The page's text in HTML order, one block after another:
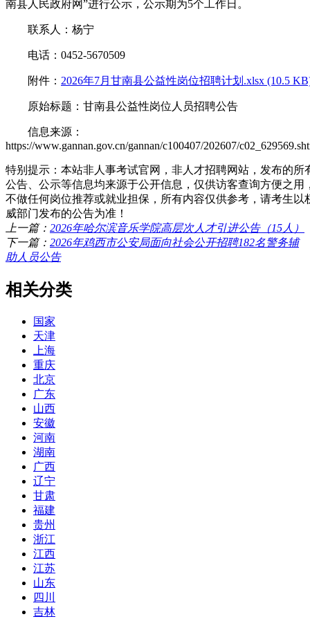
南县人民政府网”进行公示，公示期为5个工作日。
联系人：杨宁
电话：0452-5670509
附件： 2026年7月甘南县公益性岗位招聘计划.xlsx (10.5
原始标题：甘南县公益性岗位人员招聘公告
信息来源：
https://www.gannan.gov.cn/gannan/c100407/202607/
特别提示：本站非人事考试官网，非人才招聘网站，发布的所
公告、公示等信息均来源于公开信息，仅供访客查询方便之用
不做任何岗位推荐或就业担保，所有内容仅供参考，请考生以
威部门发布的公告为准！
上一篇： 2026年哈尔滨音乐学院高层次人才引进公告（15人）
下一篇： 2026年鸡西市公安局面向社会公开招聘182名警务辅
助人员公告
相关分类
国家
天津
上海
重庆
北京
广东
山西
安徽
河南
湖南
广西
辽宁
甘肃
福建
贵州
浙江
江西
江苏
山东
四川
吉林